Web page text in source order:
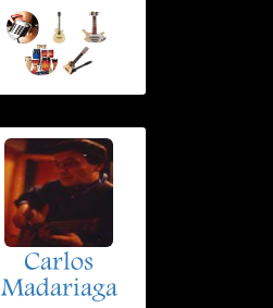
Carlos
Madariaga